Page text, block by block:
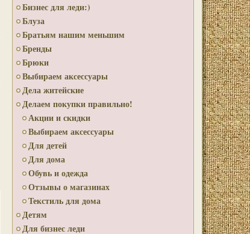
Бизнес для леди:)
Блуза
Братьям нашим меньшим
Бренды
Брюки
Выбираем аксессуары
Дела житейские
Делаем покупки правильно!
Акции и скидки
Выбираем аксессуары
Для детей
Для дома
Обувь и одежда
Отзывы о магазинах
Текстиль для дома
Детям
Для бизнес леди